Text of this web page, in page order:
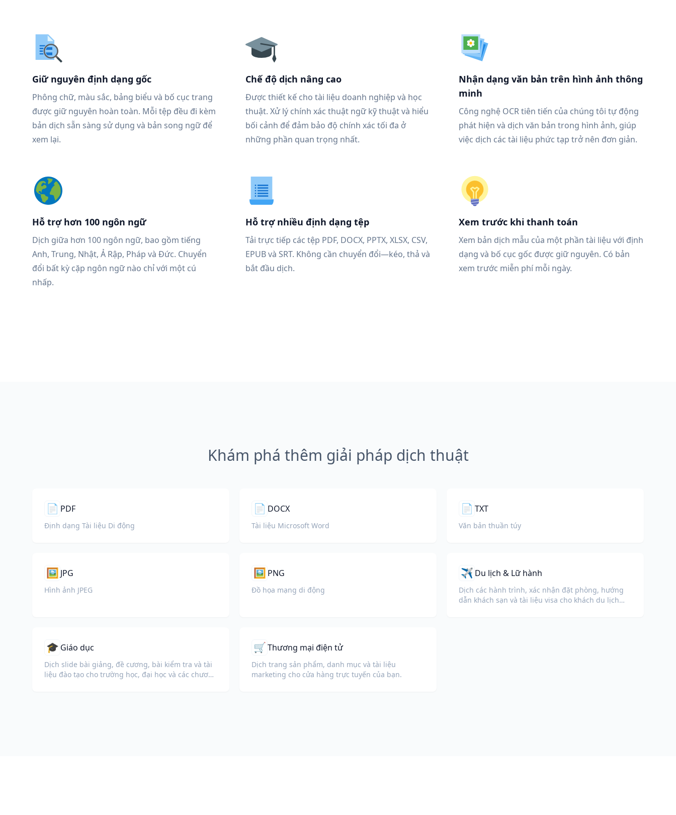
Giữ nguyên định dạng gốc
Phông chữ, màu sắc, bảng biểu và bố cục trang
được giữ nguyên hoàn toàn. Mỗi tệp đều đi kèm
bản dịch sẵn sàng sử dụng và bản song ngữ để
xem lại.
Chế độ dịch nâng cao
Được thiết kế cho tài liệu doanh nghiệp và học
thuật. Xử lý chính xác thuật ngữ kỹ thuật và hiểu
bối cảnh để đảm bảo độ chính xác tối đa ở
những phần quan trọng nhất.
Nhận dạng văn bản trên hình ảnh thông
minh
Công nghệ OCR tiên tiến của chúng tôi tự động
phát hiện và dịch văn bản trong hình ảnh, giúp
việc dịch các tài liệu phức tạp trở nên đơn giản.
Hỗ trợ hơn 100 ngôn ngữ
Dịch giữa hơn 100 ngôn ngữ, bao gồm tiếng
Anh, Trung, Nhật, Ả Rập, Pháp và Đức. Chuyển
đổi bất kỳ cặp ngôn ngữ nào chỉ với một cú
nhấp.
Hỗ trợ nhiều định dạng tệp
Tải trực tiếp các tệp PDF, DOCX, PPTX, XLSX, CSV,
EPUB và SRT. Không cần chuyển đổi—kéo, thả và
bắt đầu dịch.
Xem trước khi thanh toán
Xem bản dịch mẫu của một phần tài liệu với định
dạng và bố cục gốc được giữ nguyên. Có bản
xem trước miễn phí mỗi ngày.
Khám phá thêm giải pháp dịch thuật
📄 PDF
Định dạng Tài liệu Di động
📄 DOCX
Tài liệu Microsoft Word
📄 TXT
Văn bản thuần túy
🖼️ JPG
Hình ảnh JPEG
🖼️ PNG
Đồ họa mạng di động
✈️ Du lịch & Lữ hành
Dịch các hành trình, xác nhận đặt phòng, hướng
dẫn khách sạn và tài liệu visa cho khách du lịch
🎓 Giáo dục
Dịch slide bài giảng, đề cương, bài kiểm tra và tài
liệu đào tạo cho trường học, đại học và các chương
🛒Thương mại điện tử
Dịch trang sản phẩm, danh mục và tài liệu
marketing cho cửa hàng trực tuyến của bạn.